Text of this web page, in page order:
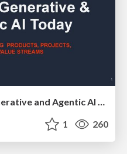
How People are Using Generative and Agentic AI to Supercharge Their Products, Projects, Services and Value Streams Today
1 260